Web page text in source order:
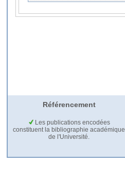
Référencement
Les publications encodées
constituent la bibliographie académique
de l'Université.